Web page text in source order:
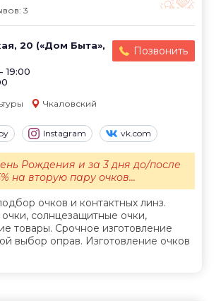
3
20 («Дом Быта»,
19:00
Позвонить
Чкаловский
Instagram vk.com
очков и контактных линз.
солнцезащитные очки,
товары. Срочное изготовление
выбор оправ. Изготовление очков
Рождения и за 3 дня до/после
на вторую пару очков...